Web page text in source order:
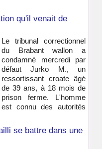
qu'il venait de
Le tribunal correctionnel
du Brabant wallon a
condamné mercredi par
défaut Jurko M., un
ressortissant croate âgé
de 39 ans, à 18 mois de
prison ferme. L'homme
est connu des autorités
se battre dans une